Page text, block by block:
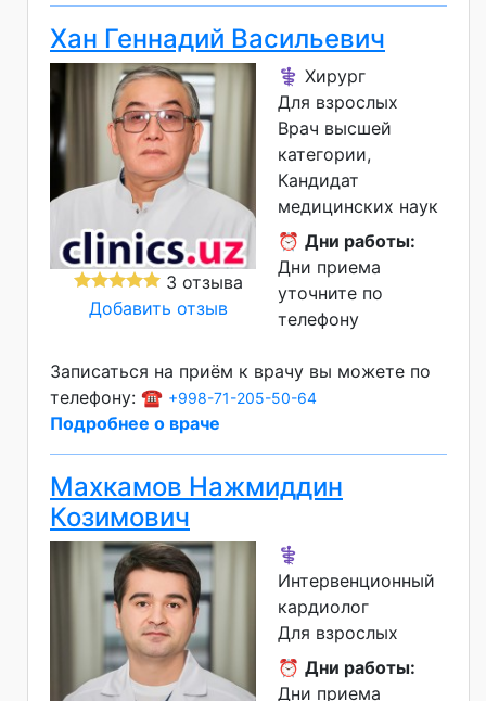
Хан Геннадий Васильевич
3 отзыва
Добавить отзыв
⚕️ Хирург
Для взрослых
Врач высшей
категории
Кандидат
медицинских наук
⏰ Дни работы:
Дни приема
уточните по
телефону
Записаться на приём к врачу вы можете по
телефону: ☎️ +998-71-205-50-64
Подробнее о враче
Махкамов Нажмиддин
Козимович
⚕️
Интервенционный
кардиолог
Для взрослых
⏰ Дни работы:
Дни приема